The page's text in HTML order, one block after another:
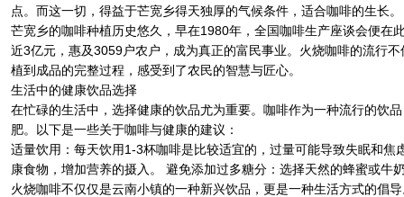
点。而这一切，得益于芒宽乡得天独厚的气候条件，适合咖啡的生长。
芒宽乡的咖啡种植历史悠久，早在1980年，全国咖啡生产座谈会便在
近3亿元，惠及3059户农户，成为真正的富民事业。火烧咖啡的流行
植到成品的完整过程，感受到了农民的智慧与匠心。
生活中的健康饮品选择
在忙碌的生活中，选择健康的饮品尤为重要。咖啡作为一种流行的饮
肥。以下是一些关于咖啡与健康的建议：
适量饮用：每天饮用1-3杯咖啡是比较适宜的，过量可能导致失眠和
康食物，增加营养的摄入。 避免添加过多糖分：选择天然的蜂蜜或牛
火烧咖啡不仅仅是云南小镇的一种新兴饮品，更是一种生活方式的倡